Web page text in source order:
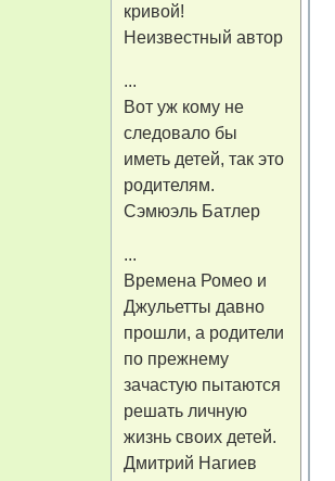
кривой!
Неизвестный автор
...
Вот уж кому не
следовало бы
иметь детей, так это
родителям.
Сэмюэль Батлер
...
Времена Ромео и
Джульетты давно
прошли, а родители
по прежнему
зачастую пытаются
решать личную
жизнь своих детей.
Дмитрий Нагиев